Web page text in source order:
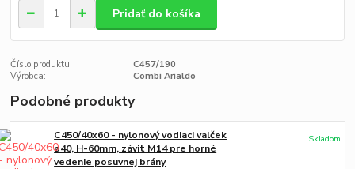
Pridať do košíka
Číslo produktu:
C457/190
Výrobca:
Combi Arialdo
Podobné produkty
C450/40x60 - nylonový vodiaci valček
ø40, H-60mm, závit M14 pre horné
vedenie posuvnej brány
Skladom